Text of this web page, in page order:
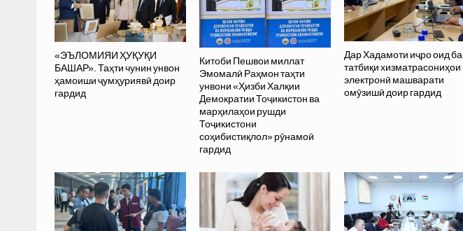
«ЭЪЛОМИЯИ ҲУҚУҚИ
БАШАР». Таҳти чунин унвон
ҳамоиши ҷумҳуриявӣ доир
гардид
Китоби Пешвои миллат
Эмомалӣ Раҳмон таҳти
унвони «Ҳизби Халқии
Демократии Тоҷикистон ва
марҳилаҳои рушди
Тоҷикистони
соҳибистиқлол» рӯнамоӣ
гардид
Дар Хадамоти иҷро оид ба
татбиқи хизматрасониҳои
электронӣ машварати
омӯзишӣ доир гардид